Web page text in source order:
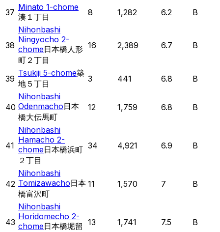
37
Minato 1-chome
湊１丁目
8 1,282 6.2 B
38
Nihonbashi
Ningyocho 2-
chome日本橋人形
町２丁目
16 2,389 6.7 B
39
Tsukiji 5-chome築
地５丁目
3 441 6.8 B
40
Nihonbashi
Odenmacho日本
橋大伝馬町
12 1,759 6.8 B
41
Nihonbashi
Hamacho 2-
chome日本橋浜町
２丁目
34 4,921 6.9 B
42
Nihonbashi
Tomizawacho日本
橋富沢町
11 1,570 7 B
43
Nihonbashi
Horidomecho 2-
chome日本橋堀留 13 1,741 7.5 B